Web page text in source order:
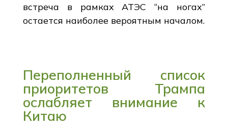
встреча в рамках АТЭС “на ногах”
остается наиболее вероятным началом.
Переполненный список
приоритетов Трампа
ослабляет внимание к
Китаю